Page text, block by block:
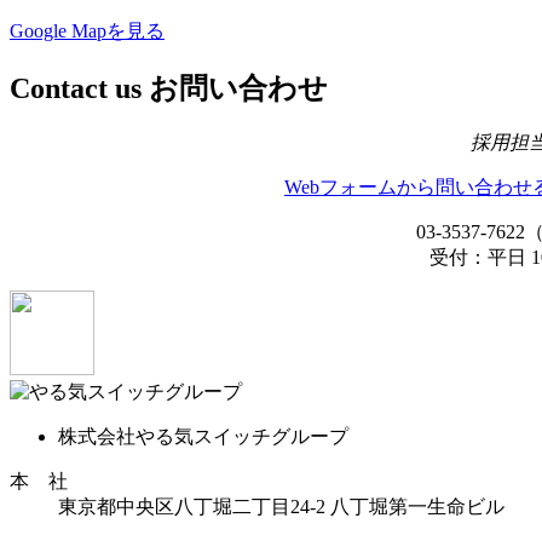
Google Mapを見る
Contact us お問い合わせ
採用担
Webフォームから問い合わせ
03-3537-7622
受付：平日
株式会社やる気スイッチグループ
本 社
東京都中央区八丁堀二丁目24-2 八丁堀第一生命ビル